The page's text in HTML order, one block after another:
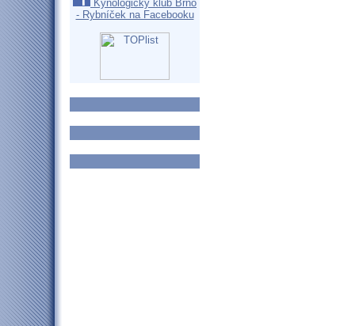
Kynologický klub Brno
- Rybníček na Facebooku